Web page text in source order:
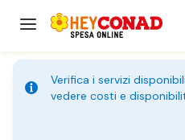
Verifica i servizi
vedere costi e